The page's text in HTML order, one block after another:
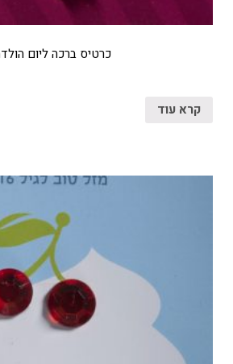
כרטיס ברכה ליום
קרא עוד